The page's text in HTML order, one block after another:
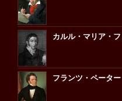
カルル・マリア・
フランツ・ペータ